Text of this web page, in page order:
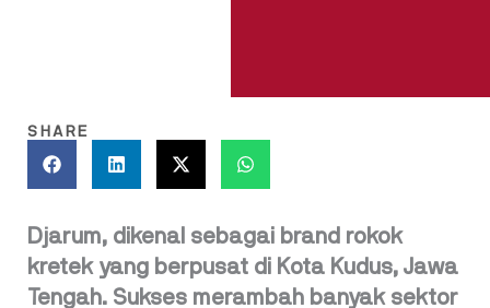
SHARE
Djarum, dikenal sebagai brand rokok
kretek yang berpusat di Kota Kudus, Jawa
Tengah. Sukses merambah banyak sektor